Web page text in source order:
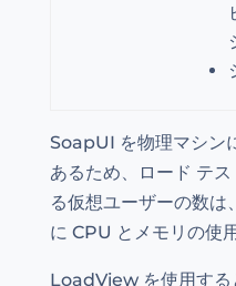
SoapUI を物理マシン
あるため、ロード テ
る仮想ユーザーの数は
に CPU とメモリの使
LoadView を使用する